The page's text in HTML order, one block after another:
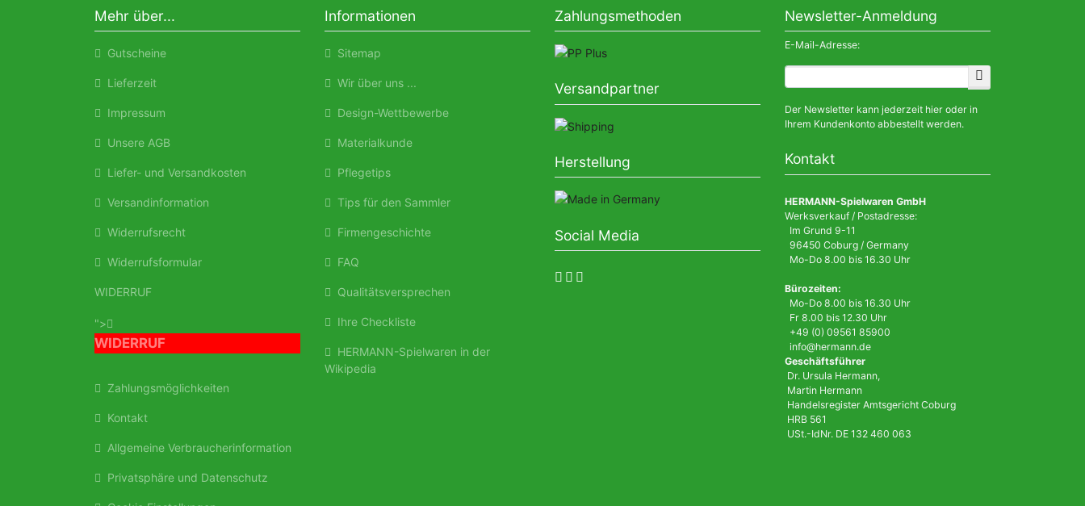
Mehr über...
Gutscheine
Lieferzeit
Impressum
Unsere AGB
Liefer- und Versandkosten
Versandinformation
Widerrufsrecht
Widerrufsformular
WIDERRUF
">
WIDERRUF
Zahlungsmöglichkeiten
Kontakt
Allgemeine Verbraucherinformation
Privatsphäre und Datenschutz
Informationen
Sitemap
Wir über uns ...
Design-Wettbewerbe
Materialkunde
Pflegetips
Tips für den Sammler
Firmengeschichte
FAQ
Qualitätsversprechen
Ihre Checkliste
HERMANN-Spielwaren in der
Wikipedia
Zahlungsmethoden
Versandpartner
Herstellung
Social Media
Newsletter-Anmeldung
E-Mail-Adresse:
Der Newsletter kann jederzeit hier oder in
Ihrem Kundenkonto abbestellt werden.
Kontakt
HERMANN-Spielwaren GmbH
Werksverkauf / Postadresse:
Im Grund 9-11
96450 Coburg / Germany
Mo-Do 8.00 bis 16.30 Uhr
Bürozeiten:
Mo-Do 8.00 bis 16.30 Uhr
Fr 8.00 bis 12.30 Uhr
+49 (0) 09561 85900
info@hermann.de
Geschäftsführer
Dr. Ursula Hermann,
Martin Hermann
Handelsregister Amtsgericht Coburg
HRB 561
USt.-IdNr. DE 132 460 063